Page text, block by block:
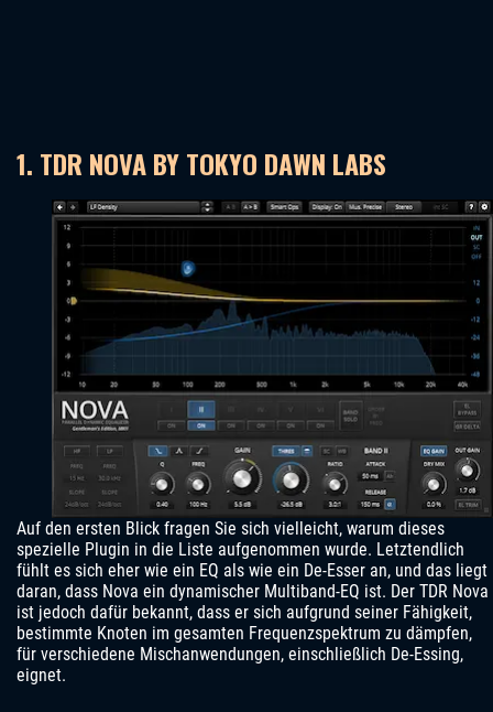
1. TDR NOVA BY TOKYO DAWN LABS
Auf den ersten Blick fragen Sie sich vielleicht, warum dieses
spezielle Plugin in die Liste aufgenommen wurde. Letztendlich
fühlt es sich eher wie ein EQ als wie ein De-Esser an, und das liegt
daran, dass Nova ein dynamischer Multiband-EQ ist. Der TDR Nova
ist jedoch dafür bekannt, dass er sich aufgrund seiner Fähigkeit,
bestimmte Knoten im gesamten Frequenzspektrum zu dämpfen,
für verschiedene Mischanwendungen, einschließlich De-Essing,
eignet.